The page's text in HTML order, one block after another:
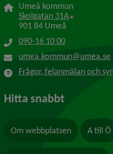
Umeå kommun
Skolgatan 31A Länk till
901 84 Umeå
090-16 10 00
umea.kommun@umea.se
Frågor, felanmälan och
Hitta snabbt
Om webbplatsen A till Ö